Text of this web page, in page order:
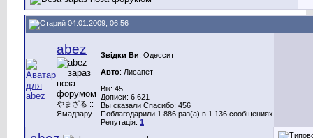
04.01.2009, 06:56
abez
やまざる ::
Ямадзару
Звідки Ви: Одессит
Авто: Лисапет
Вік: 45
Дописи: 6.621
Вы сказали Спасибо: 456
Поблагодарили 1.886 раз(а) в 1.136 сообщениях
Репутація: 1